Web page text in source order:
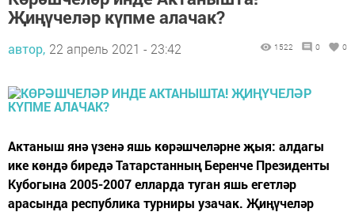
Җиңүчеләр күпме алачак?
автор, 22 апрель 2021 - 23:42 1522 0 0
Актаныш янә үзенә яшь көрәшчеләрне җыя: алдагы
ике көндә биредә Татарстанның Беренче Президенты
Кубогына 2005-2007 елларда туган яшь егетләр
арасында республика турниры узачак. Җиңүчеләр